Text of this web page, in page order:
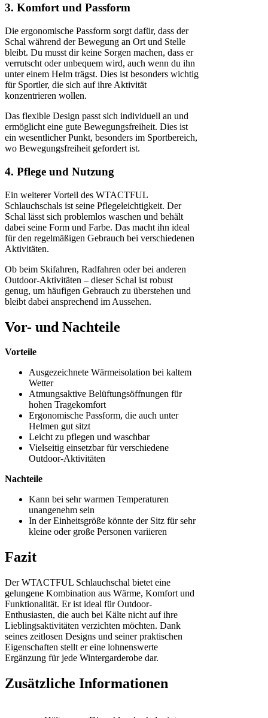
3. Komfort und Passform
Die ergonomische Passform sorgt dafür, dass der
Schal während der Bewegung an Ort und Stelle
bleibt. Du musst dir keine Sorgen machen, dass er
verrutscht oder unbequem wird, auch wenn du ihn
unter einem Helm trägst. Dies ist besonders wichtig
für Sportler, die sich auf ihre Aktivität
konzentrieren wollen.
Das flexible Design passt sich individuell an und
ermöglicht eine gute Bewegungsfreiheit. Dies ist
ein wesentlicher Punkt, besonders im Sportbereich,
wo Bewegungsfreiheit gefordert ist.
4. Pflege und Nutzung
Ein weiterer Vorteil des WTACTFUL
Schlauchschals ist seine Pflegeleichtigkeit. Der
Schal lässt sich problemlos waschen und behält
dabei seine Form und Farbe. Das macht ihn ideal
für den regelmäßigen Gebrauch bei verschiedenen
Aktivitäten.
Ob beim Skifahren, Radfahren oder bei anderen
Outdoor-Aktivitäten – dieser Schal ist robust
genug, um häufigen Gebrauch zu überstehen und
bleibt dabei ansprechend im Aussehen.
Vor- und Nachteile
Vorteile
Ausgezeichnete Wärmeisolation bei kaltem
Wetter
Atmungsaktive Belüftungsöffnungen für
hohen Tragekomfort
Ergonomische Passform, die auch unter
Helmen gut sitzt
Leicht zu pflegen und waschbar
Vielseitig einsetzbar für verschiedene
Outdoor-Aktivitäten
Nachteile
Kann bei sehr warmen Temperaturen
unangenehm sein
In der Einheitsgröße könnte der Sitz für sehr
kleine oder große Personen variieren
Fazit
Der WTACTFUL Schlauchschal bietet eine
gelungene Kombination aus Wärme, Komfort und
Funktionalität. Er ist ideal für Outdoor-
Enthusiasten, die auch bei Kälte nicht auf ihre
Lieblingsaktivitäten verzichten möchten. Dank
seines zeitlosen Designs und seiner praktischen
Eigenschaften stellt er eine lohnenswerte
Ergänzung für jede Wintergarderobe dar.
Zusätzliche Informationen